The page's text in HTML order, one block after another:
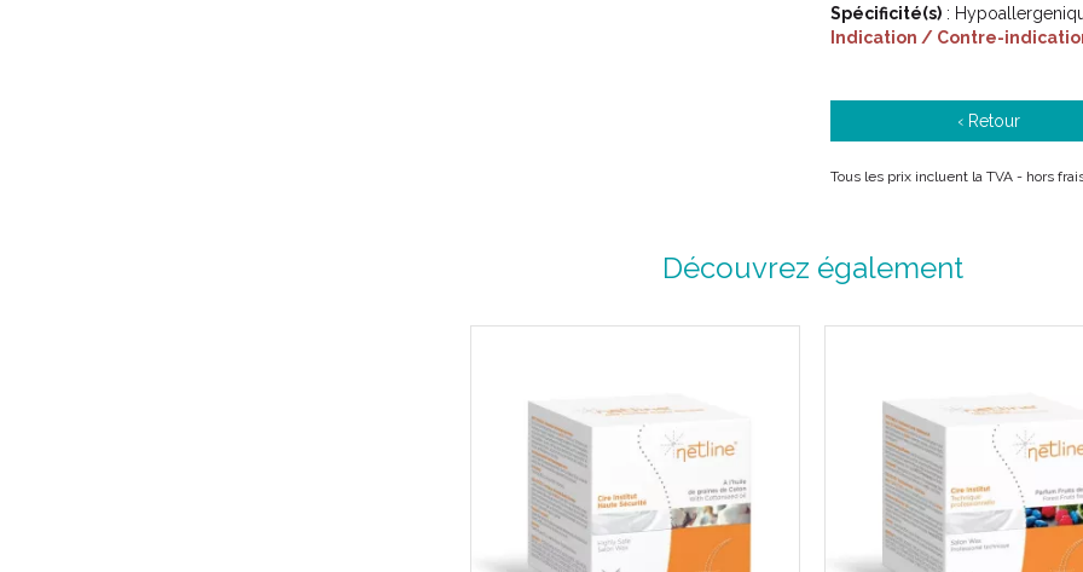
Spécificité(s) :
Indication / Contre-
‹ Retour
Tous les prix incluent la TVA - hors
Découvrez également